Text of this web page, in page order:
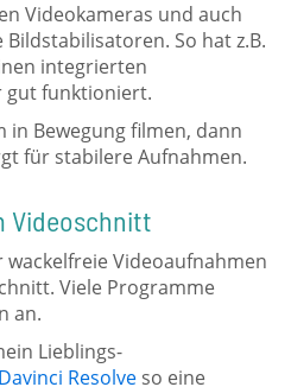
Videokameras und auch
So hat z.B.
integrierten
gut funktioniert.
in Bewegung filmen, dann
für stabilere Aufnahmen.
Videoschnitt
Videoaufnahmen
Viele Programme
an.
Lieblings-
Davinci Resolve so eine